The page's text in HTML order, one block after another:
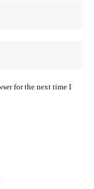
for the next time I